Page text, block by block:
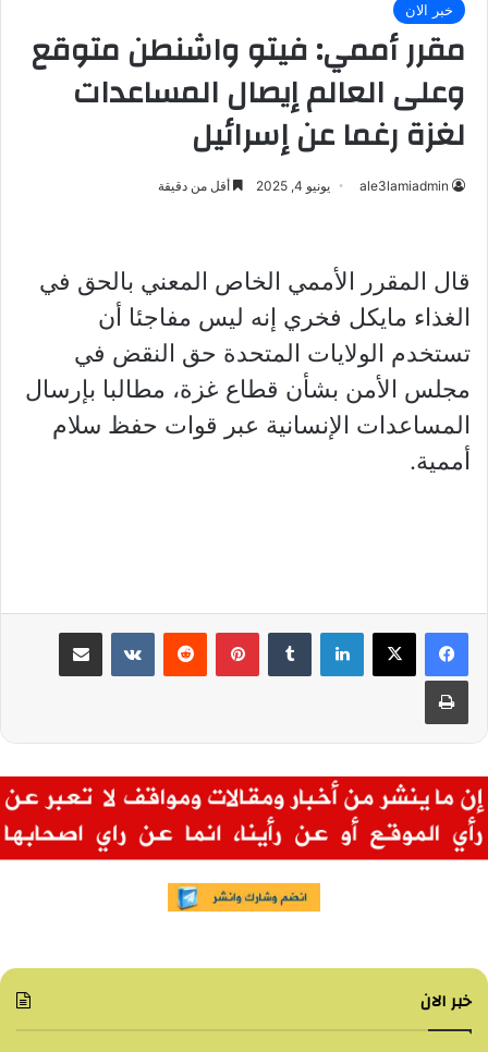
خبر الان
مقرر أممي: فيتو واشنطن متوقع
وعلى العالم إيصال المساعدات
لغزة رغما عن إسرائيل
ale3lamiadmin يونيو 4, 2025 أقل من دقيقة
قال المقرر الأممي الخاص المعني بالحق في
الغذاء مايكل فخري إنه ليس مفاجئا أن
تستخدم الولايات المتحدة حق النقض في
مجلس الأمن بشأن قطاع غزة، مطالبا بإرسال
المساعدات الإنسانية عبر قوات حفظ سلام
أممية.
لينكدإن بينتيريست مشاركة عبر البريد
طباعة
خبر الان